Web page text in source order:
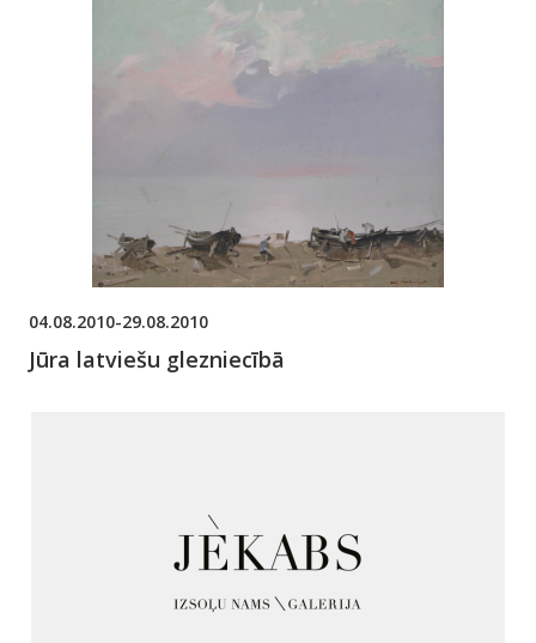
04.08.2010-29.08.2010
Jūra latviešu glezniecībā